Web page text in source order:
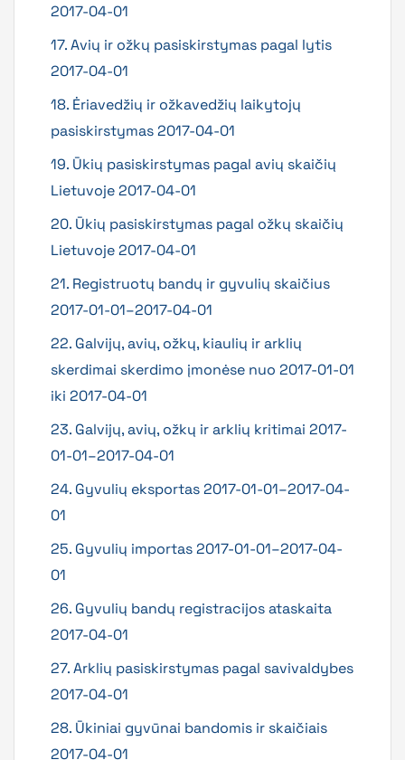
2017-04-01
17. Avių ir ožkų pasiskirstymas pagal lytis
2017-04-01
18. Ėriavedžių ir ožkavedžių laikytojų
pasiskirstymas 2017-04-01
19. Ūkių pasiskirstymas pagal avių skaičių
Lietuvoje 2017-04-01
20. Ūkių pasiskirstymas pagal ožkų skaičių
Lietuvoje 2017-04-01
21. Registruotų bandų ir gyvulių skaičius
2017-01-01–2017-04-01
22. Galvijų, avių, ožkų, kiaulių ir arklių
skerdimai skerdimo įmonėse nuo 2017-01-01
iki 2017-04-01
23. Galvijų, avių, ožkų ir arklių kritimai 2017-
01-01–2017-04-01
24. Gyvulių eksportas 2017-01-01–2017-04-
01
25. Gyvulių importas 2017-01-01–2017-04-
01
26. Gyvulių bandų registracijos ataskaita
2017-04-01
27. Arklių pasiskirstymas pagal savivaldybes
2017-04-01
28. Ūkiniai gyvūnai bandomis ir skaičiais
2017-04-01